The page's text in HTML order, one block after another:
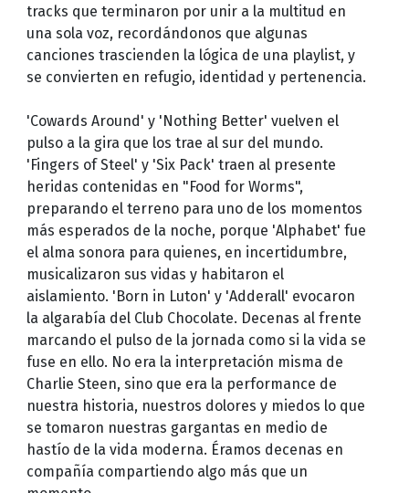
tracks que terminaron por unir a la multitud en
una sola voz, recordándonos que algunas
canciones trascienden la lógica de una playlist, y
se convierten en refugio, identidad y pertenencia.
'Cowards Around' y 'Nothing Better' vuelven el
pulso a la gira que los trae al sur del mundo.
'Fingers of Steel' y 'Six Pack' traen al presente
heridas contenidas en "Food for Worms",
preparando el terreno para uno de los momentos
más esperados de la noche, porque 'Alphabet' fue
el alma sonora para quienes, en incertidumbre,
musicalizaron sus vidas y habitaron el
aislamiento. 'Born in Luton' y 'Adderall' evocaron
la algarabía del Club Chocolate. Decenas al frente
marcando el pulso de la jornada como si la vida se
fuse en ello. No era la interpretación misma de
Charlie Steen, sino que era la performance de
nuestra historia, nuestros dolores y miedos lo que
se tomaron nuestras gargantas en medio de
hastío de la vida moderna. Éramos decenas en
compañía compartiendo algo más que un